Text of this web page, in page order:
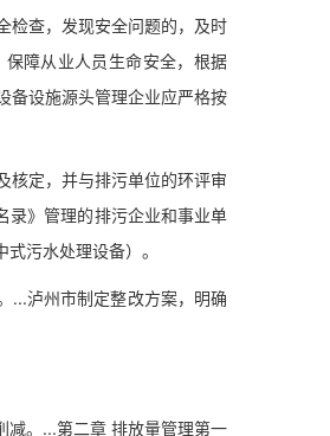
查，发现安全问题的，及时
障从业人员生命安全，根据
备设施源头管理企业应严格按
定，并与排污单位的环评审
录》管理的排污企业和事业单
污水处理设备）。
泸州市制定整改方案，明确
。...第二章 排放量管理第一